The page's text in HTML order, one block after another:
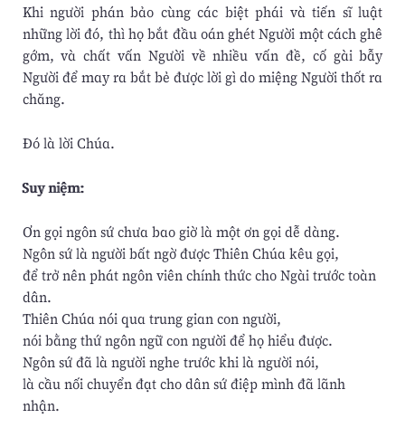
Khi người phán bảo cùng các biệt phái và tiến sĩ luật
những lời đó, thì họ bắt đầu oán ghét Người một cách ghê
gớm, và chất vấn Người về nhiều vấn đề, cố gài bẫy
Người để may ra bắt bẻ được lời gì do miệng Người thốt ra
chăng.
Ðó là lời Chúa.
Suy niệm:
Ơn gọi ngôn sứ chưa bao giờ là một ơn gọi dễ dàng.
Ngôn sứ là người bất ngờ được Thiên Chúa kêu gọi,
để trở nên phát ngôn viên chính thức cho Ngài trước toàn
dân.
Thiên Chúa nói qua trung gian con người,
nói bằng thứ ngôn ngữ con người để họ hiểu được.
Ngôn sứ đã là người nghe trước khi là người nói,
là cầu nối chuyển đạt cho dân sứ điệp mình đã lãnh
nhận.